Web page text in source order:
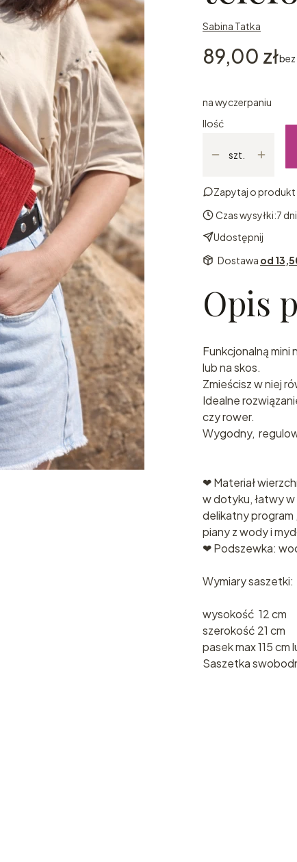
Sabina Tatka
Cena
89,00 złbez
na wyczerpaniu
Ilość
szt.
Zapytaj o produkt
Czas wysyłki:7
Udostępnij
Dostawa od
Opis
Funkcjonalną
lub na skos.
Zmieścisz w niej
Idealne
czy rower.
Wygodny,
❤ Materiał
w dotyku, łatwy
delikatny program
piany z wody i
❤ Podszewka:
Wymiary saszetki:
wysokość 12 cm
szerokość 21 cm
pasek max 115 cm
Saszetka